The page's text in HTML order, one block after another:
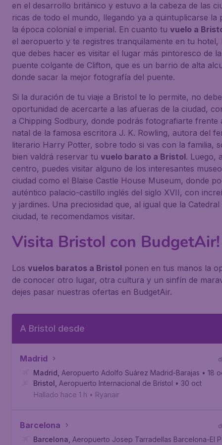
en el desarrollo británico y estuvo a la cabeza de las
ricas de todo el mundo, llegando ya a quintuplicarse la
la época colonial e imperial. En cuanto tu vuelo a
el aeropuerto y te registres tranquilamente en tu hotel,
que debes hacer es visitar el lugar más pintoresco de
puente colgante de Clifton, que es un barrio de alta
donde sacar la mejor fotografía del puente.
Si la duración de tu viaje a Bristol te lo permite, no
oportunidad de acercarte a las afueras de la ciudad,
a Chipping Sodbury, donde podrás fotografiarte frente
natal de la famosa escritora J. K. Rowling, autora del
literario Harry Potter, sobre todo si vas con la familia,
bien valdrá reservar tu vuelo barato a Bristol. Luego,
centro, puedes visitar alguno de los interesantes
ciudad como el Blaise Castle House Museum, donde
auténtico palacio-castillo inglés del siglo XVII, con
y jardines. Una preciosidad que, al igual que la Catedral
ciudad, te recomendamos visitar.
Visita Bristol con BudgetAir!
Los vuelos baratos a Bristol ponen en tus manos la
de conocer otro lugar, otra cultura y un sinfín de
dejes pasar nuestras ofertas en BudgetAir.
A Bristol desde
Madrid
Madrid Aeropuerto Adolfo Suárez Madrid-Barajas • 18
Bristol Aeropuerto Internacional de Brístol • 30 oct
Hallado hace 1 h • Ryanair
Barcelona
Barcelona Aeropuerto Josep Tarradellas Barcelona-El